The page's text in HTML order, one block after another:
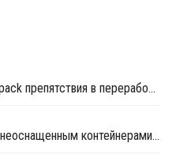
Технониколь обсудила на RosUpack препятствия в переработке ПЭТ
Центр Казани оказался самым неоснащенным контейнерами раздельного сбора отходов